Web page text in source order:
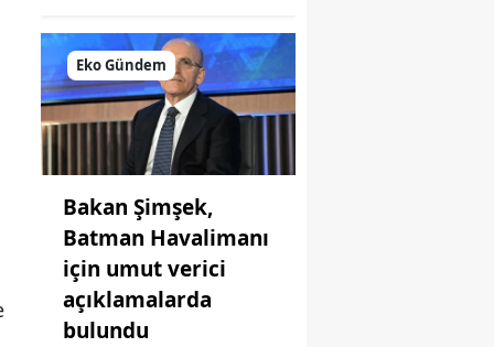
Eko Gündem
Bakan Şimşek,
Batman Havalimanı
için umut verici
açıklamalarda
bulundu